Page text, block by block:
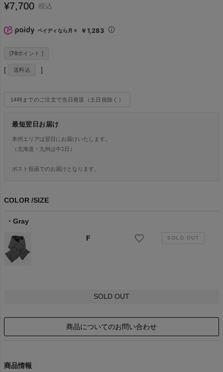
¥7,700 税込
ペイディなら月々 ￥1,283
[70ポイント ]
送料込
14時までのご注文で当日発送（土日祝除く）
最短翌日お届け
本州エリアは翌日にお届けいたします。
（北海道・九州は中1日）
ポスト投函でのお届けとなります。
COLOR SIZE
Gray
F
SOLD OUT
商品についてのお問い合わせ
商品情報